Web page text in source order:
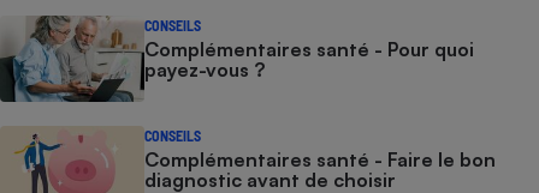
CONSEILS
Complémentaires santé - Pour quoi
payez-vous ?
CONSEILS
Complémentaires santé - Faire le bon
diagnostic avant de choisir